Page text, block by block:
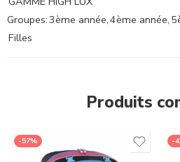
Groupes:3ème année,4ème année,
Filles
Produits
-57% -